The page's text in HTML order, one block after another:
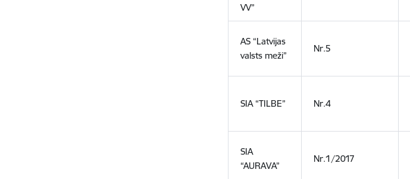
VV”
AS “Latvijas
valsts meži”
Nr.5
SIA “TILBE” Nr.4
SIA
“AURAVA”
Nr.1/2017